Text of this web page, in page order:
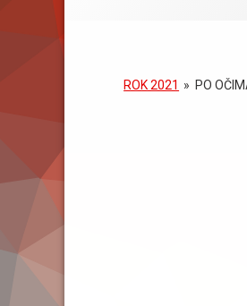
ROK 2021 » PO